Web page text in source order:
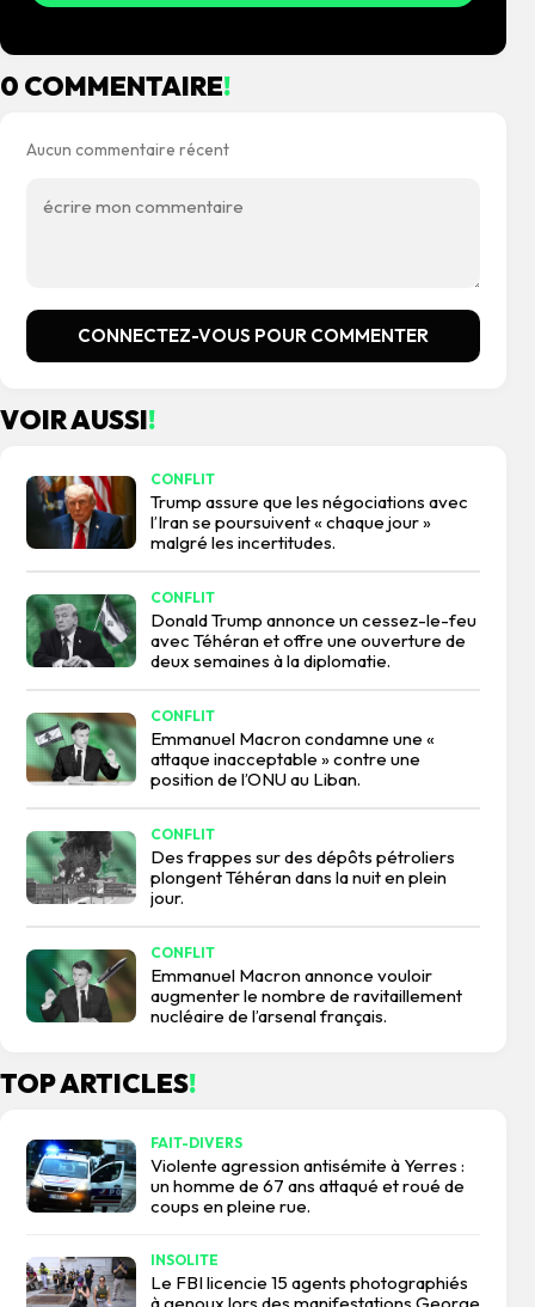
0 COMMENTAIRE!
Aucun commentaire récent
CONNECTEZ-VOUS POUR COMMENTER
VOIR AUSSI!
CONFLIT
Trump assure que les négociations avec
l’Iran se poursuivent « chaque jour »
malgré les incertitudes.
CONFLIT
Donald Trump annonce un cessez-le-feu
avec Téhéran et offre une ouverture de
deux semaines à la diplomatie.
CONFLIT
Emmanuel Macron condamne une «
attaque inacceptable » contre une
position de l’ONU au Liban.
CONFLIT
Des frappes sur des dépôts pétroliers
plongent Téhéran dans la nuit en plein
jour.
CONFLIT
Emmanuel Macron annonce vouloir
augmenter le nombre de ravitaillement
nucléaire de l’arsenal français.
TOP ARTICLES!
FAIT-DIVERS
Violente agression antisémite à Yerres :
un homme de 67 ans attaqué et roué de
coups en pleine rue.
INSOLITE
Le FBI licencie 15 agents photographiés